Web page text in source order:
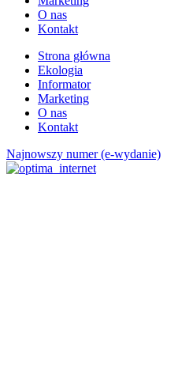
O nas
Kontakt
Strona główna
Ekologia
Informator
Marketing
O nas
Kontakt
Najnowszy numer (e-wydanie)